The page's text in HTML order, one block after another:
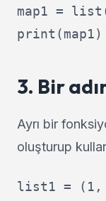
map1 =
3. Bir
Ayrı bir
oluşturup
list1 =